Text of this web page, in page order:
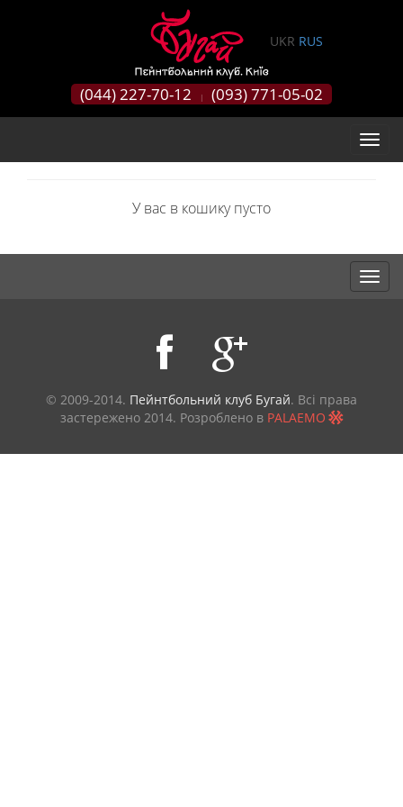
UKR RUS
(044) 227-70-12 | (093) 771-05-02
У вас в кошикупусто
© 2009-2014. Пейнтбольний клуб Бугай. Всі права
застережено 2014. Розроблено в PALAEMO